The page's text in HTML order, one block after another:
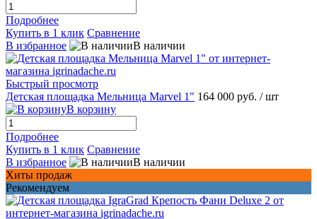
Подробнее
Купить в 1 клик Сравнение
В избранное
В наличии
Быстрый просмотр
Детская площадка Мельница Marvel 1" 164 000 руб. / шт
В корзину
Подробнее
Купить в 1 клик Сравнение
В избранное
В наличии
Хиты продаж
Рекомендуем